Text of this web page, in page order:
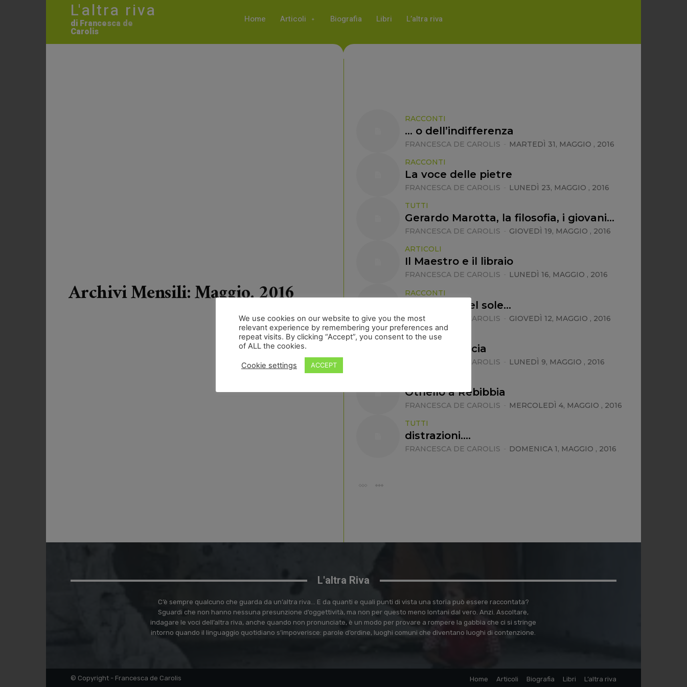
L'altra riva
di Francesca de
Carolis
Home Articoli Biografia Libri L’altra riva
Archivi Mensili: Maggio, 2016
RACCONTI
… o dell’indifferenza
FRANCESCA DE CAROLIS - MARTEDÌ 31, MAGGIO , 2016
RACCONTI
La voce delle pietre
FRANCESCA DE CAROLIS - LUNEDÌ 23, MAGGIO , 2016
TUTTI
Gerardo Marotta, la filosofia, i giovani…
FRANCESCA DE CAROLIS - GIOVEDÌ 19, MAGGIO , 2016
ARTICOLI
Il Maestro e il libraio
FRANCESCA DE CAROLIS - LUNEDÌ 16, MAGGIO , 2016
RACCONTI
Dal paese del sole…
FRANCESCA DE CAROLIS - GIOVEDÌ 12, MAGGIO , 2016
ARTICOLI
Mamma Felicia
FRANCESCA DE CAROLIS - LUNEDÌ 9, MAGGIO , 2016
Othello a Rebibbia
FRANCESCA DE CAROLIS - MERCOLEDÌ 4, MAGGIO , 2016
TUTTI
distrazioni….
FRANCESCA DE CAROLIS - DOMENICA 1, MAGGIO , 2016
L'altra Riva
C’è sempre qualcuno che guarda da un’altra riva… E da quanti e quali punti di vista una storia può essere raccontata?
Sguardi che non hanno nessuna presunzione d’oggettività, ma non per questo meno lontani dal vero. Anzi. Ascoltare,
indagare le voci dell’altra riva, anche quando non pronunciate, è un modo per provare a rompere la gabbia che ci si stringe
intorno quando il linguaggio quotidiano s’impoverisce: parole d’ordine, luoghi comuni che diventano luoghi di contenzione.
© Copyright - Francesca de Carolis Home Articoli Biografia Libri L’altra riva
We use cookies on our website to give you the most
relevant experience by remembering your preferences and
repeat visits. By clicking “Accept”, you consent to the use
of ALL the cookies.
Cookie settings ACCEPT